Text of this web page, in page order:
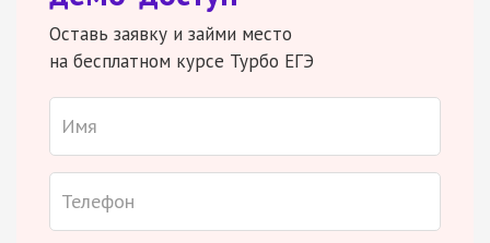
Оставь заявку и займи место
на бесплатном курсе Турбо ЕГЭ